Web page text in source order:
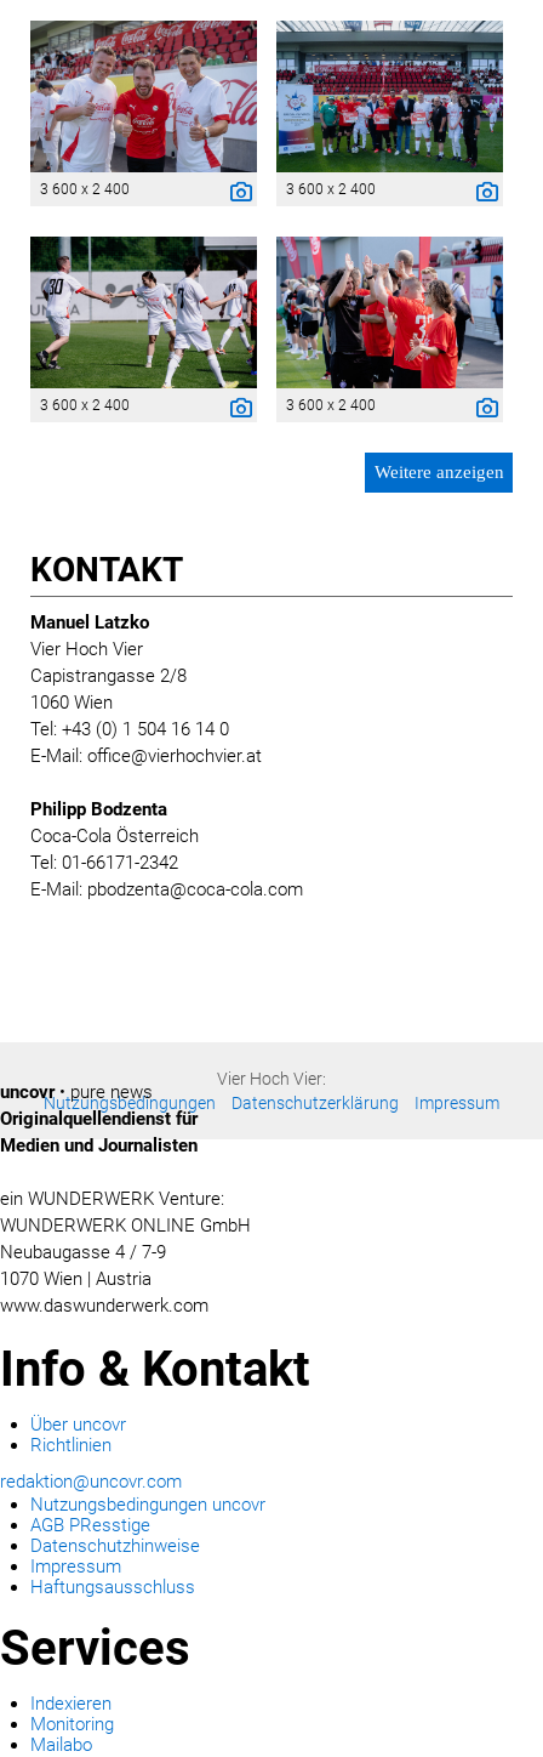
3 600 x 2 400 3 600 x 2 400
3 600 x 2 400 3 600 x 2 400
Weitere anzeigen
KONTAKT
Manuel Latzko
Vier Hoch Vier
Capistrangasse 2/8
1060 Wien
Tel: +43 (0) 1 504 16 14 0
E-Mail: office@vierhochvier.at
Philipp Bodzenta
Coca-Cola Österreich
Tel: 01-66171-2342
E-Mail: pbodzenta@coca-cola.com
Vier Hoch Vier:
Nutzungsbedingungen
Datenschutzerklärung Impressum
uncovr• pure news
Originalquellendienst für
Medien und Journalisten
ein WUNDERWERK Venture:
WUNDERWERK ONLINE GmbH
Neubaugasse 4 / 7-9
1070 Wien | Austria
www.daswunderwerk.com
Info & Kontakt
Über uncovr
Richtlinien
redaktion@uncovr.com
Nutzungsbedingungen uncovr
AGB PResstige
Datenschutzhinweise
Impressum
Haftungsausschluss
Services
Indexieren
Monitoring
Mailabo